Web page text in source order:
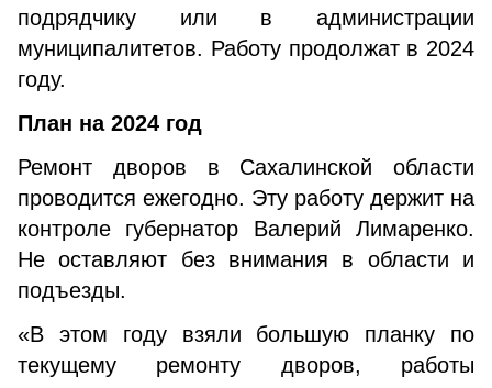
подрядчику или в администрации
муниципалитетов. Работу продолжат в 2024
году.
План на 2024 год
Ремонт дворов в Сахалинской области
проводится ежегодно. Эту работу держит на
контроле губернатор Валерий Лимаренко.
Не оставляют без внимания в области и
подъезды.
«В этом году взяли большую планку по
текущему ремонту дворов, работы